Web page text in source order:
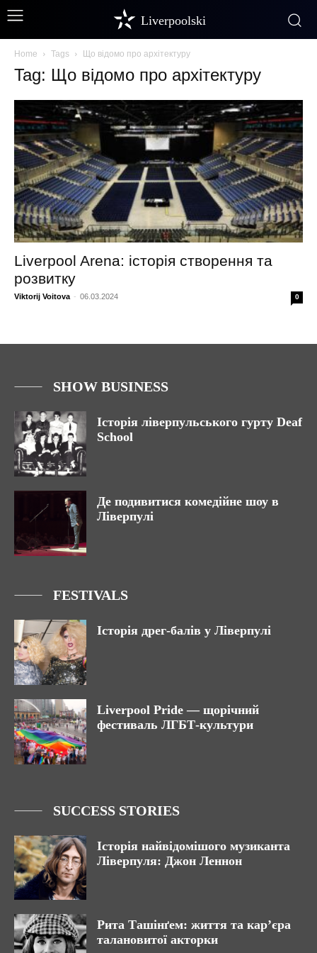
Liverpoolski
Home Tags Що відомо про архітектуру
Tag: Що відомо про архітектуру
Liverpool Arena: історія створення та
розвитку
Viktorij Voitova - 06.03.2024 0
SHOW BUSINESS
Історія ліверпульського гурту Deaf
School
Де подивитися комедійне шоу в
Ліверпулі
FESTIVALS
Історія дрег-балів у Ліверпулі
Liverpool Pride — щорічний
фестиваль ЛГБТ-культури
SUCCESS STORIES
Історія найвідомішого музиканта
Ліверпуля: Джон Леннон
Рита Ташінґем: життя та кар’єра
талановитої акторки